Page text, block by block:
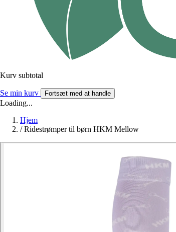
Kurv subtotal
Se min kurv Fortsæt med at handle
Loading...
Hjem
/ Ridestrømper til børn HKM Mellow